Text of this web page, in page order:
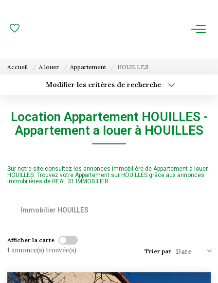
ESTIMATION
FAIRE GÉRER
Gestion Locative
NOUS CONNAITRE
Nos Agences
Nos Actualités
Accueil A louer Appartement HOUILLES
Modifier les critères de recherche
Sélectionnez...
Type de bien
Surface min
Créer une alerte
Location Appartement HOUILLES -
Appartement a louer à HOUILLES
Sur notre site consultez les annonces immobilière de Appartement à louer
HOUILLES. Trouvez votre Appartement sur HOUILLES grâce aux annonces
immobilières de REAL 31 IMMOBILIER.
Immobilier HOUILLES
Afficher la carte
1 annonce(s) trouvée(s) Trier par